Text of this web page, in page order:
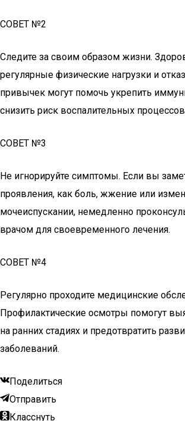
СОВЕТ №2
Следите за своим образом жизни.
регулярные физические нагрузки и
привычек могут помочь укрепить
снизить риск воспалительных
СОВЕТ №3
Не игнорируйте симптомы. Если вы
проявления, как боль, жжение или
мочеиспускании, немедленно
врачом для своевременного лечения.
СОВЕТ №4
Регулярно проходите медицинские
Профилактические осмотры помогут
на ранних стадиях и предотвратить
заболеваний.
Поделиться
Отправить
Класснуть